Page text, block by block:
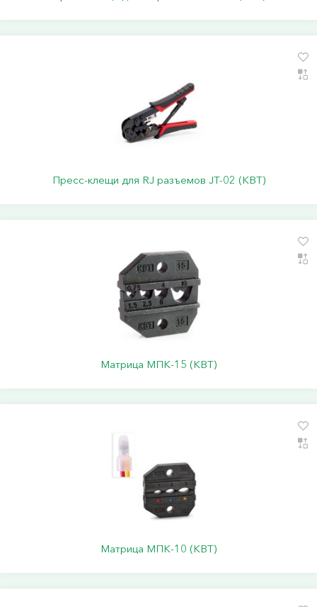
Пресс-клещи для RJ разъемов JT-02 (КВТ)
Матрица МПК-15 (КВТ)
Матрица МПК-10 (КВТ)